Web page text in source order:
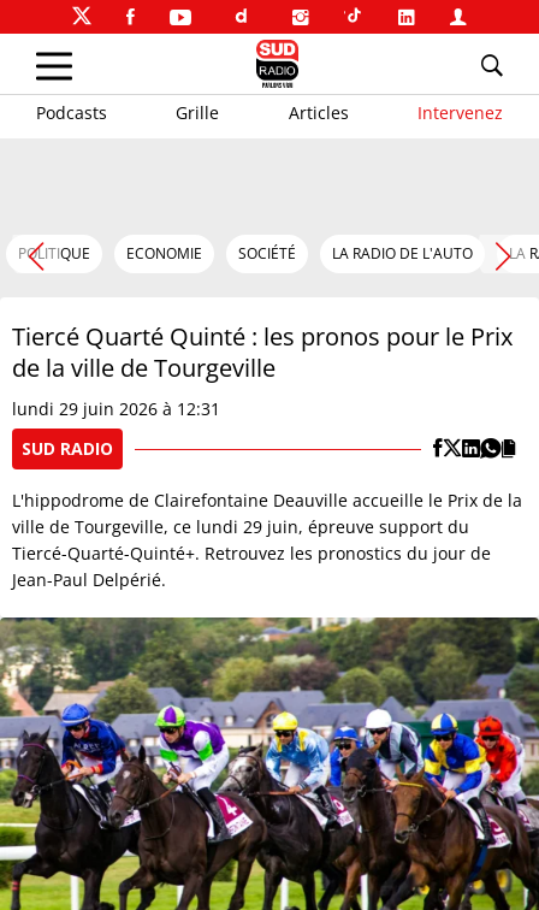
Podcasts Grille Articles Intervenez
POLITIQUE ECONOMIE SOCIÉTÉ LA RADIO DE L'AUTO LA
Tiercé Quarté Quinté : les pronos pour le Prix
de la ville de Tourgeville
lundi 29 juin 2026 à 12:31
SUD RADIO
L'hippodrome de Clairefontaine Deauville accueille le Prix de la
ville de Tourgeville, ce lundi 29 juin, épreuve support du
Tiercé-Quarté-Quinté+. Retrouvez les pronostics du jour de
Jean-Paul Delpérié.